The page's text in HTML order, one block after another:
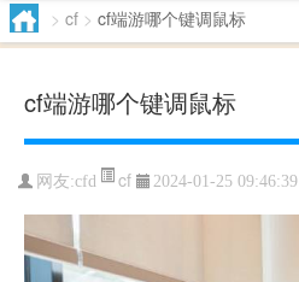
> cf > cf端游哪个键调鼠标
cf端游哪个键调鼠标
网友:cfd cf 2024-01-25 09:46:39